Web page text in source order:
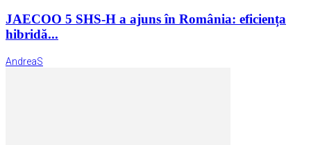
JAECOO 5 SHS-H a ajuns în România: eficiența
hibridă...
AndreaS